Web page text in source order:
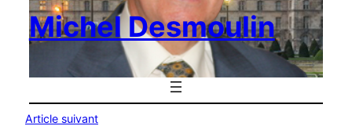
Michel Desmoulin
Article suivant